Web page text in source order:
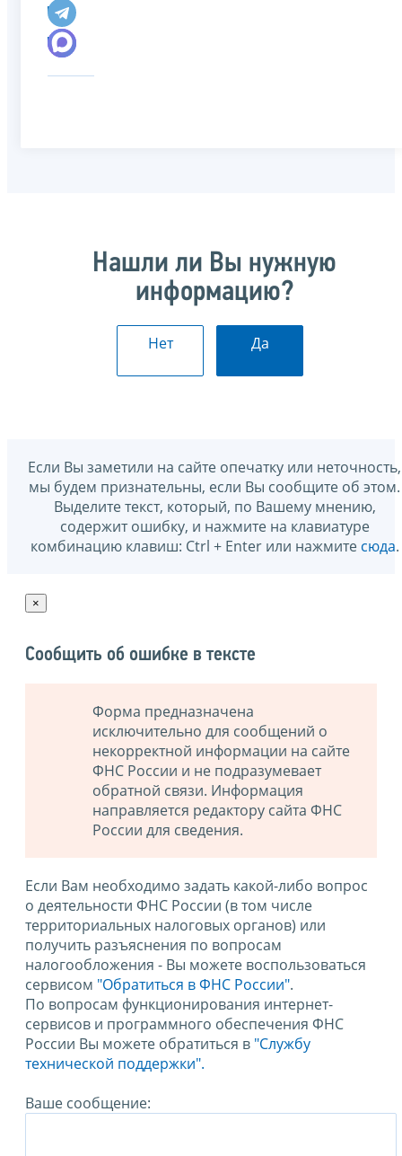
Нашли ли Вы нужную
информацию?
Нет Да
Если Вы заметили на сайте опечатку или неточность,
мы будем признательны, если Вы сообщите об этом.
Выделите текст, который, по Вашему мнению,
содержит ошибку, и нажмите на клавиатуре
комбинацию клавиш: Ctrl + Enter или нажмите сюда.
×
Сообщить об ошибке в тексте
Форма предназначена
исключительно для сообщений о
некорректной информации на сайте
ФНС России и не подразумевает
обратной связи. Информация
направляется редактору сайта ФНС
России для сведения.
Если Вам необходимо задать какой-либо вопрос
о деятельности ФНС России (в том числе
территориальных налоговых органов) или
получить разъяснения по вопросам
налогообложения - Вы можете воспользоваться
сервисом "Обратиться в ФНС России".
По вопросам функционирования интернет-
сервисов и программного обеспечения ФНС
России Вы можете обратиться в "Службу
технической поддержки".
Ваше сообщение: